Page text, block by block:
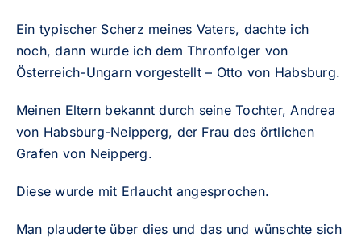
Ein typischer Scherz meines Vaters, dachte ich
noch, dann wurde ich dem Thronfolger von
Österreich-Ungarn vorgestellt – Otto von Habsburg.
Meinen Eltern bekannt durch seine Tochter, Andrea
von Habsburg-Neipperg, der Frau des örtlichen
Grafen von Neipperg.
Diese wurde mit Erlaucht angesprochen.
Man plauderte über dies und das und wünschte sich